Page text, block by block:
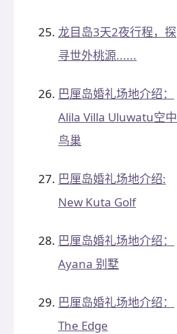
龙目岛3天2夜行程，探
寻世外桃源......
巴厘岛婚礼场地介绍：
Alila Villa Uluwatu空中
鸟巢
巴厘岛婚礼场地介绍:
New Kuta Golf
巴厘岛婚礼场地介绍：
Ayana 别墅
巴厘岛婚礼场地介绍：
The Edge